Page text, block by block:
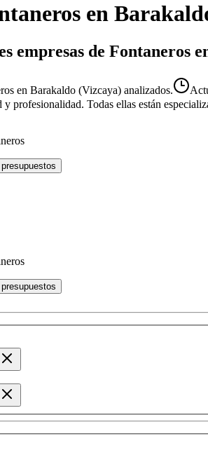
en
empresas de Fontaneros
en Barakaldo (Vizcaya) analizados.
profesionalidad. Todas ellas están